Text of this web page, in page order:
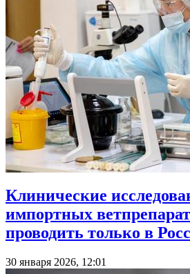
Клинические
импортных
проводить только в
30 января 2026, 12:01